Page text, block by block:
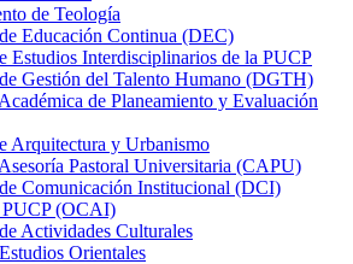
de Teología
Educación Continua (DEC)
Estudios Interdisciplinarios de la PUCP
Gestión del Talento Humano (DGTH)
de Planeamiento y Evaluación
Arquitectura y Urbanismo
Pastoral Universitaria (CAPU)
Comunicación Institucional (DCI)
(OCAI)
Actividades Culturales
Orientales